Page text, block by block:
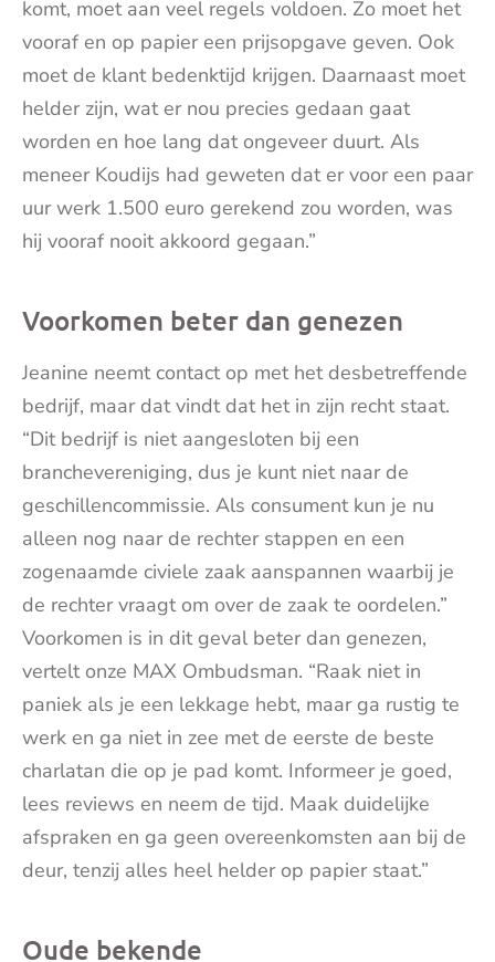
komt, moet aan veel regels voldoen. Zo moet het
vooraf en op papier een prijsopgave geven. Ook
moet de klant bedenktijd krijgen. Daarnaast moet
helder zijn, wat er nou precies gedaan gaat
worden en hoe lang dat ongeveer duurt. Als
meneer Koudijs had geweten dat er voor een paar
uur werk 1.500 euro gerekend zou worden, was
hij vooraf nooit akkoord gegaan.”
Voorkomen beter dan genezen
Jeanine neemt contact op met het desbetreffende
bedrijf, maar dat vindt dat het in zijn recht staat.
“Dit bedrijf is niet aangesloten bij een
branchevereniging, dus je kunt niet naar de
geschillencommissie. Als consument kun je nu
alleen nog naar de rechter stappen en een
zogenaamde civiele zaak aanspannen waarbij je
de rechter vraagt om over de zaak te oordelen.”
Voorkomen is in dit geval beter dan genezen,
vertelt onze MAX Ombudsman. “Raak niet in
paniek als je een lekkage hebt, maar ga rustig te
werk en ga niet in zee met de eerste de beste
charlatan die op je pad komt. Informeer je goed,
lees reviews en neem de tijd. Maak duidelijke
afspraken en ga geen overeenkomsten aan bij de
deur, tenzij alles heel helder op papier staat.”
Oude bekende